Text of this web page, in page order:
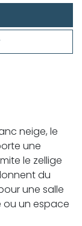
neige, le
une
le zellige
du
une salle
ou un espace